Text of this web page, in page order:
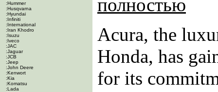
:Hummer
:Husqvarna
:Hyundai
:Infiniti
:International
:Iran Khodro
:Isuzu
:Iveco
:JAC
:Jaguar
:JCB
:Jeep
:John Deere
:Kenwort
:Kia
:Komatsu
:Lada
полностью
Acura, the
Honda, has
for its